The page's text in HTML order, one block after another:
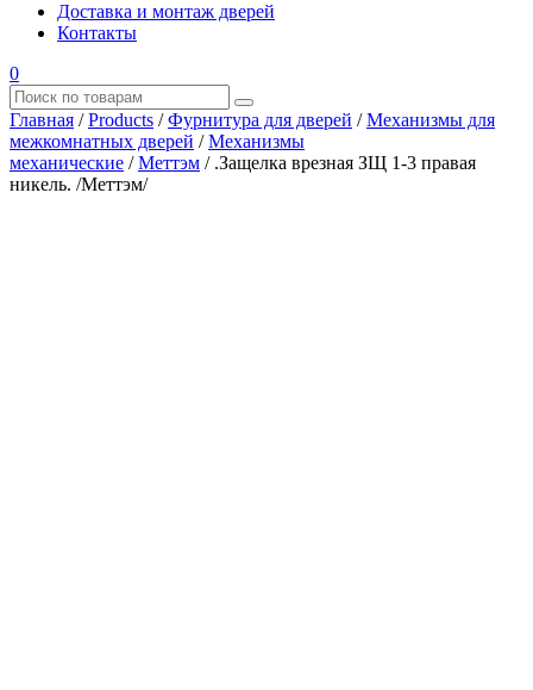
Доставка и монтаж дверей
Контакты
0
Главная /Products /Фурнитура для дверей /Механизмы для
межкомнатных дверей /Механизмы
механические /Меттэм / .Защелка врезная ЗЩ 1-3 правая
никель. /Меттэм/